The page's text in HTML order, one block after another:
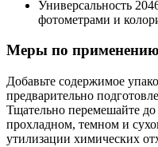
Универсальность
фотометрами и
Меры по применению
Добавьте содержимое
предварительно
Тщательно перемешайте
прохладном, темном и
утилизации химических